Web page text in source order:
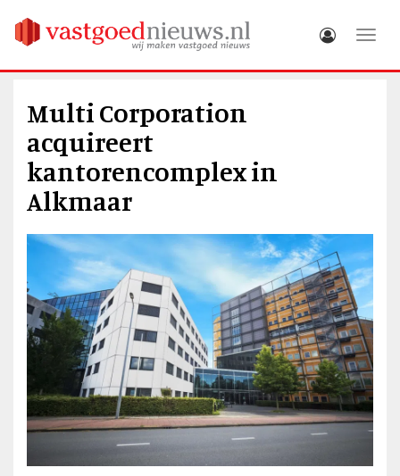
Multi Corporation
acquireert
kantorencomplex in
Alkmaar